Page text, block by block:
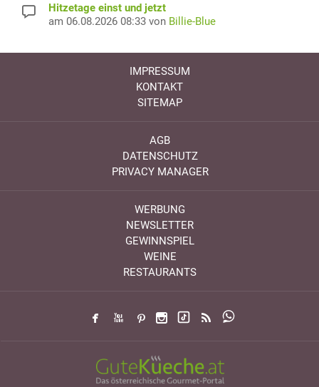
Hitzetage einst und jetzt
am 06.08.2026 08:33 von Billie-Blue
IMPRESSUM
KONTAKT
SITEMAP
AGB
DATENSCHUTZ
PRIVACY MANAGER
WERBUNG
NEWSLETTER
GEWINNSPIEL
WEINE
RESTAURANTS